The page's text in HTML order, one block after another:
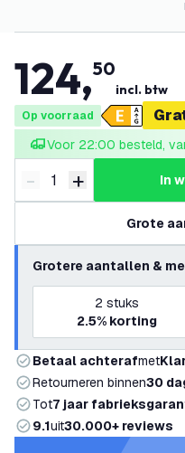
124,50
incl. btw
Op voorraad
Voor 22:00 besteld,
Verminder hoeveelheid
- Verhoog
+ in
Grote
Grotere aantallen &
2 stuks
2.5% korting
Betaal achterafmet
Retourneren binnen30
Tot7 jaar
9.1uit30.000+ reviews